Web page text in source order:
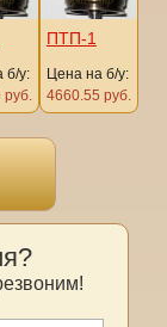
б/у:
руб.
ПТП-1
Цена на б/у:
4660.55 руб.